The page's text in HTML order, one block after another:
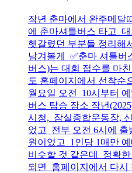
작년 춘마에서 완주메달
에 춘마셔틀버스 타고
헷갈렸던 부분들 정리해
남겨볼게 ✅춘마 셔틀버
버스)는 대회 접수를 마
도 홈페이지에서 선착순
월요일 오전 10시부터
버스 탑승 장소 작년
시청, 잠실종합운동장,
었고 전부 오전 6시에
원이었고 1인당 1매만
비슷할 것 같은데 정확
되면 홈페이지에서 다시